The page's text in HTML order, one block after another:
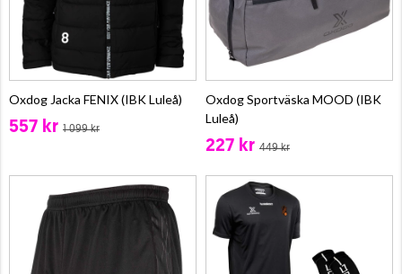
Oxdog Jacka FENIX (IBK Luleå)
557 kr 1 099 kr
Oxdog Sportväska MOOD (IBK
Luleå)
227 kr 449 kr